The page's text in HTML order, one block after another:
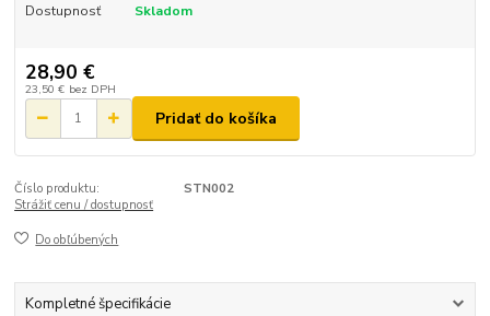
Dostupnosť Skladom
28,90 €
23,50 € bez DPH
Pridať do košíka
Číslo produktu:
STN002
Strážiť cenu / dostupnosť
Do obľúbených
Kompletné špecifikácie